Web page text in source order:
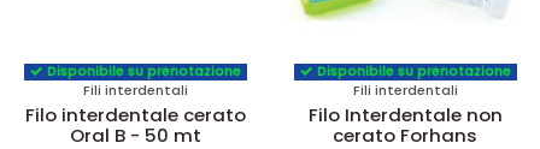
Disponibile su prenotazione
Fili interdentali
Filo interdentale cerato
Oral B - 50 mt
Disponibile su prenotazione
Fili interdentali
Filo Interdentale non
cerato Forhans